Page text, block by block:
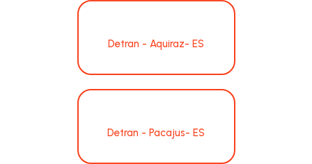
Detran - Aquiraz- ES
Detran - Pacajus- ES